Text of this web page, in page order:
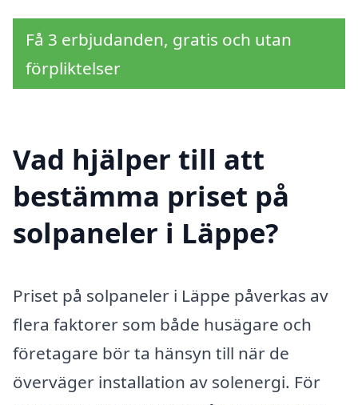
Få 3 erbjudanden, gratis och utan
förpliktelser
Vad hjälper till att
bestämma priset på
solpaneler i Läppe?
Priset på solpaneler i Läppe påverkas av
flera faktorer som både husägare och
företagare bör ta hänsyn till när de
överväger installation av solenergi. För